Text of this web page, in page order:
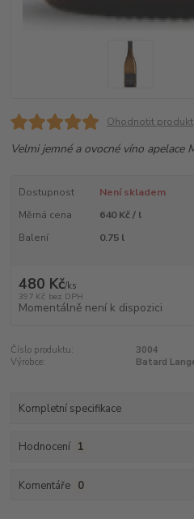
Ohodnotit produkt
Velmi jemné a ovocné víno apelace
Dostupnost
Není skladem
Měrná cena
640 Kč / l
Balení
0.75 l
480 Kč/ks
397 Kč bez DPH
Momentálně není k dispozici
Číslo produktu:
3004
Výrobce:
Batard
Kompletní specifikace
Hodnocení 1
Komentáře 0